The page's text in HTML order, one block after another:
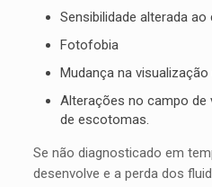
Sensibilidade alterada
Fotofobia
Mudança na
Alterações no campo de
de escotomas.
Se não diagnosticado em
desenvolve e a perda dos